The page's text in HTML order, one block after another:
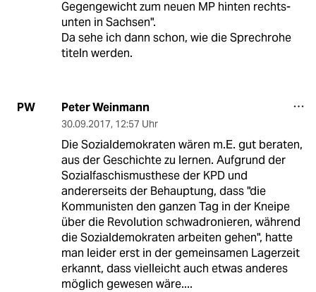
Gegengewicht zum neuen MP hinten rechts-
unten in Sachsen".
Da sehe ich dann schon, wie die Sprechrohe
titeln werden.
PW Peter Weinmann
30.09.2017, 12:57 Uhr
Die Sozialdemokraten wären m.E. gut beraten,
aus der Geschichte zu lernen. Aufgrund der
Sozialfaschismusthese der KPD und
andererseits der Behauptung, dass "die
Kommunisten den ganzen Tag in der Kneipe
über die Revolution schwadronieren, während
die Sozialdemokraten arbeiten gehen", hatte
man leider erst in der gemeinsamen Lagerzeit
erkannt, dass vielleicht auch etwas anderes
möglich gewesen wäre....